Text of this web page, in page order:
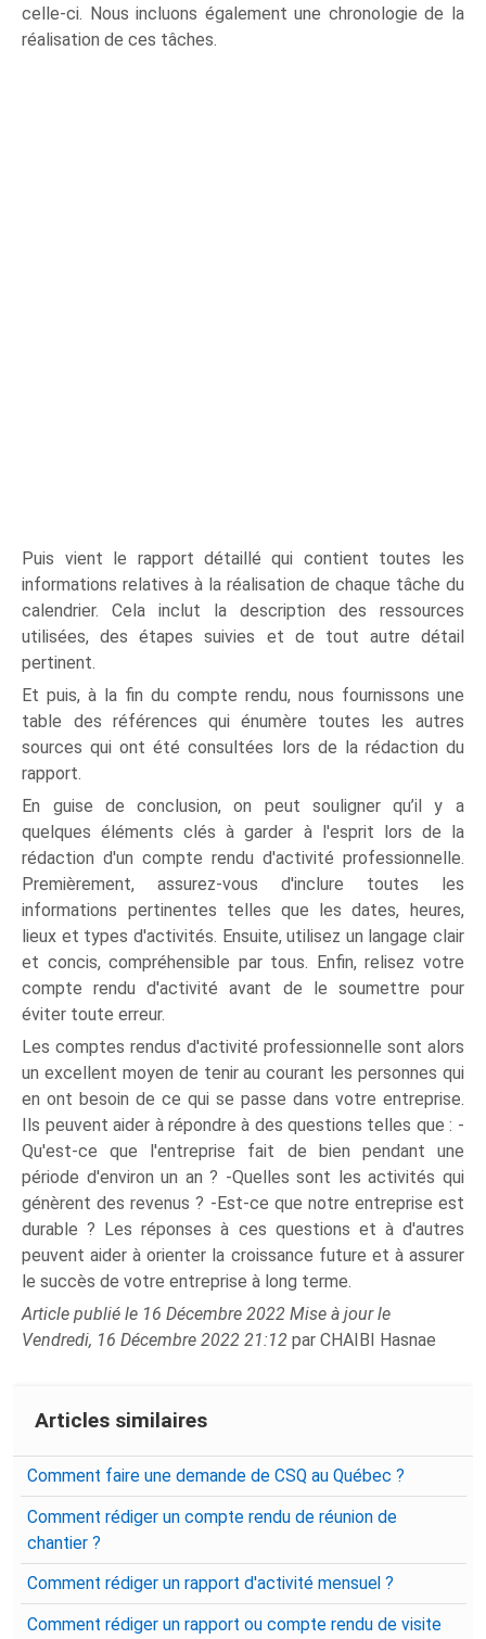
celle-ci. Nous incluons également une chronologie de la
réalisation de ces tâches.
Puis vient le rapport détaillé qui contient toutes les
informations relatives à la réalisation de chaque tâche du
calendrier. Cela inclut la description des ressources
utilisées, des étapes suivies et de tout autre détail
pertinent.
Et puis, à la fin du compte rendu, nous fournissons une
table des références qui énumère toutes les autres
sources qui ont été consultées lors de la rédaction du
rapport.
En guise de conclusion, on peut souligner qu’il y a
quelques éléments clés à garder à l'esprit lors de la
rédaction d'un compte rendu d'activité professionnelle.
Premièrement, assurez-vous d'inclure toutes les
informations pertinentes telles que les dates, heures,
lieux et types d'activités. Ensuite, utilisez un langage clair
et concis, compréhensible par tous. Enfin, relisez votre
compte rendu d'activité avant de le soumettre pour
éviter toute erreur.
Les comptes rendus d'activité professionnelle sont alors
un excellent moyen de tenir au courant les personnes qui
en ont besoin de ce qui se passe dans votre entreprise.
Ils peuvent aider à répondre à des questions telles que : -
Qu'est-ce que l'entreprise fait de bien pendant une
période d'environ un an ? -Quelles sont les activités qui
génèrent des revenus ? -Est-ce que notre entreprise est
durable ? Les réponses à ces questions et à d'autres
peuvent aider à orienter la croissance future et à assurer
le succès de votre entreprise à long terme.
Article publié le 16 Décembre 2022 Mise à jour le
Vendredi, 16 Décembre 2022 21:12par CHAIBI Hasnae
Articles similaires
Comment faire une demande de CSQ au Québec ?
Comment rédiger un compte rendu de réunion de
chantier ?
Comment rédiger un rapport d'activité mensuel ?
Comment rédiger un rapport ou compte rendu de visite